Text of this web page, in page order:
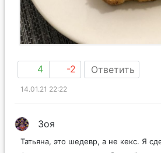
4 -2 Ответить
14.01.21 22:22
Зоя
Татьяна, это шедевр, а не кекс. Я